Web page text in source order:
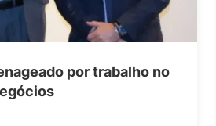
por trabalho no